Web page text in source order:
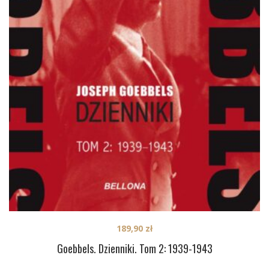
Goebbels. Dzienniki. Tom 2: 1939-1943
189,90 zł